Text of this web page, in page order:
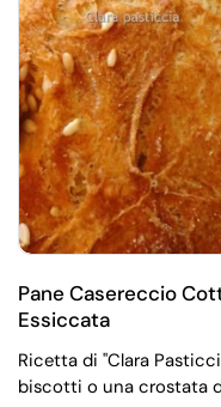
Pane Casereccio
Essiccata
Ricetta di "Clara
biscotti o una crostata